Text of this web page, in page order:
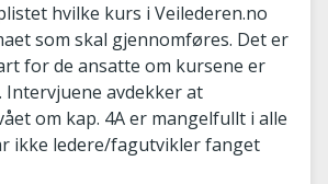
hvilke kurs i Veilederen.no
som skal gjennomføres. Det er
for de ansatte om kursene er
avdekker at
om kap. 4A er mangelfullt i alle
ikke ledere/fagutvikler fanget